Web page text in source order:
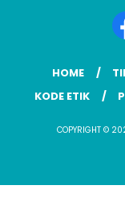
HOME
KODE ETIK
COPYRIGHT ©